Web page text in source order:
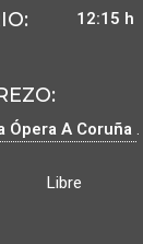
: 12:15 h
Ópera A Coruña.
Libre